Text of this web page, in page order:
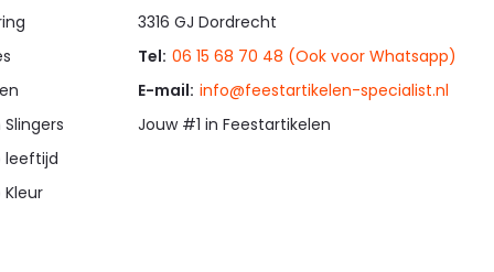
leeftijd
Kleur
3316 GJ Dordrecht
Tel: 06 15 68 70 48 (Ook voor Whatsapp)
E-mail: info@feestartikelen-specialist.nl
Jouw #1 in Feestartikelen